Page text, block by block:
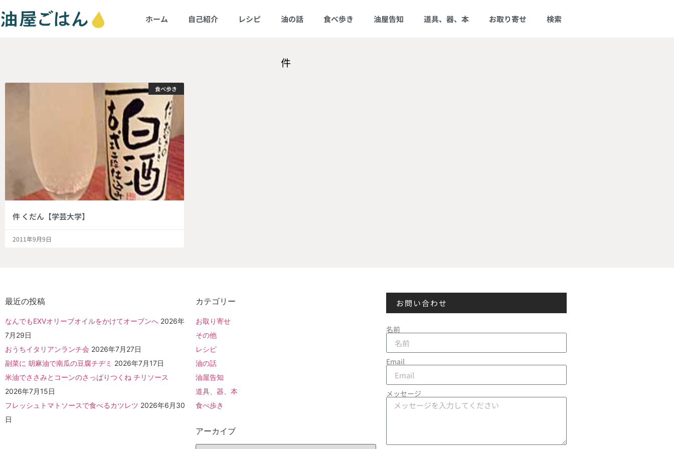
ホーム 自己紹介 レシピ 油の話 食べ歩き 油屋告知 道具、器、本 お取り寄せ 検索
件
食べ歩き
件 くだん【学芸大学】
2011年9月9日
最近の投稿
なんでもEXVオリーブオイルをかけてオーブンへ 2026年
7月29日
おうちイタリアンランチ会 2026年7月27日
副菜に 胡麻油で南瓜の豆腐チヂミ 2026年7月17日
米油でささみとコーンのさっぱりつくね チリソース
2026年7月15日
フレッシュトマトソースで食べるカツレツ 2026年6月30
日
カテゴリー
お取り寄せ
その他
レシピ
油の話
油屋告知
道具、器、本
食べ歩き
アーカイブ
お問い合わせ
名前
Email
メッセージ